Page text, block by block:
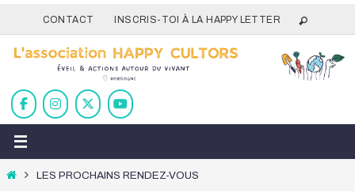
vers
contenu
CONTACT INSCRIS-TOI À LA HAPPY LETTER
HomeLES PROCHAINS RENDEZ-VOUS